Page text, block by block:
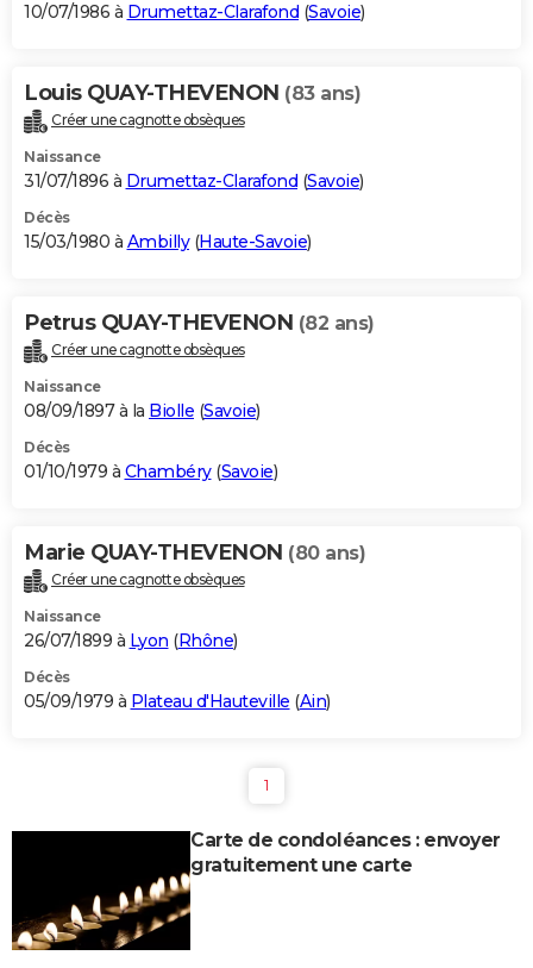
10/07/1986 à Drumettaz-Clarafond (Savoie)
Louis QUAY-THEVENON (83 ans)
Créer une cagnotte obsèques
Naissance
31/07/1896 à Drumettaz-Clarafond (Savoie)
Décès
15/03/1980 à Ambilly(Haute-Savoie)
Petrus QUAY-THEVENON (82 ans)
Créer une cagnotte obsèques
Naissance
08/09/1897 à la Biolle (Savoie)
Décès
01/10/1979 à Chambéry(Savoie)
Marie QUAY-THEVENON (80 ans)
Créer une cagnotte obsèques
Naissance
26/07/1899 à Lyon (Rhône)
Décès
05/09/1979 à Plateau d'Hauteville (Ain)
1
Carte de condoléances : envoyer
gratuitement une carte